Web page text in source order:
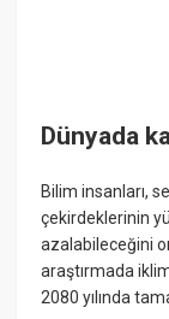
Dünyada
Bilim insanları,
çekirdeklerinin
azalabileceğini
araştırmada
2080 yılında